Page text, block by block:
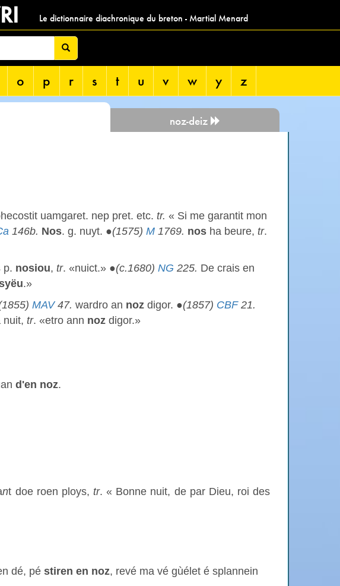
Le dictionnaire diachronique du breton - Martial Menard
o p r s t u v w y z
noz-deiz
uamgaret. nep pret. etc. tr. « Si me garantit mon
146b. Nos. g. nuyt. ●(1575) M 1769. nos ha beure, tr.
p. nosiou, tr. «nuict.» ●(c.1680) NG 225. De crais en
.»
MAV47. wardro an noz digor. ●(1857) CBF21.
nuit, tr. «etro ann noz digor.»
d'en noz.
nt doe roen ploys, tr. « Bonne nuit, de par Dieu, roi des
dé, pé stiren en noz, revé ma vé gùélet é splannein